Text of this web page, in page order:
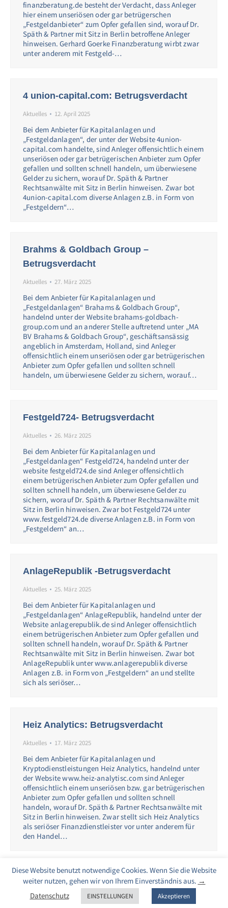
finanzberatung.de besteht der Verdacht, dass Anleger
hier einem unseriösen oder gar betrügerschen
„Festgeldanbieter“ zum Opfer gefallen sind, worauf Dr.
Späth & Partner mit Sitz in Berlin betroffene Anleger
hinweisen. Gerhard Goerke Finanzberatung wirbt zwar
unter anderem mit Festgeld-…
4 union-capital.com: Betrugsverdacht
Aktuelles 12. April 2025
Bei dem Anbieter für Kapitalanlagen und
„Festgeldanlagen“, der unter der Website 4union-
capital.com handelte, sind Anleger offensichtlich einem
unseriösen oder gar betrügerischen Anbieter zum Opfer
gefallen und sollten schnell handeln, um überwiesene
Gelder zu sichern, worauf Dr. Späth & Partner
Rechtsanwälte mit Sitz in Berlin hinweisen. Zwar bot
4union-capital.com diverse Anlagen z.B. in Form von
„Festgeldern“…
Brahms & Goldbach Group –
Betrugsverdacht
Aktuelles 27. März 2025
Bei dem Anbieter für Kapitalanlagen und
„Festgeldanlagen“ Brahams & Goldbach Group“,
handelnd unter der Website brahams-goldbach-
group.com und an anderer Stelle auftretend unter „MA
BV Brahams & Goldbach Group“, geschäftsansässig
angeblich in Amsterdam, Holland, sind Anleger
offensichtlich einem unseriösen oder gar betrügerischen
Anbieter zum Opfer gefallen und sollten schnell
handeln, um überwiesene Gelder zu sichern, worauf…
Festgeld724- Betrugsverdacht
Aktuelles 26. März 2025
Bei dem Anbieter für Kapitalanlagen und
„Festgeldanlagen“ Festgeld724, handelnd unter der
website festgeld724.de sind Anleger offensichtlich
einem betrügerischen Anbieter zum Opfer gefallen und
sollten schnell handeln, um überwiesene Gelder zu
sichern, worauf Dr. Späth & Partner Rechtsanwälte mit
Sitz in Berlin hinweisen. Zwar bot Festgeld724 unter
www.festgeld724.de diverse Anlagen z.B. in Form von
„Festgeldern“ an…
AnlageRepublik -Betrugsverdacht
Aktuelles 25. März 2025
Bei dem Anbieter für Kapitalanlagen und
„Festgeldanlagen“ AnlageRepublik, handelnd unter der
Website anlagerepublik.de sind Anleger offensichtlich
einem betrügerischen Anbieter zum Opfer gefallen und
sollten schnell handeln, worauf Dr. Späth & Partner
Rechtsanwälte mit Sitz in Berlin hinweisen. Zwar bot
AnlageRepublik unter www.anlagerepublik diverse
Anlagen z.B. in Form von „Festgeldern“ an und stellte
sich als seriöser…
Heiz Analytics: Betrugsverdacht
Aktuelles 17. März 2025
Bei dem Anbieter für Kapitalanlagen und
Kryptodienstleistungen Heiz Analytics, handelnd unter
der Website www.heiz-analytisc.com sind Anleger
offensichtlich einem unseriösen bzw. gar betrügerischen
Anbieter zum Opfer gefallen und sollten schnell
handeln, worauf Dr. Späth & Partner Rechtsanwälte mit
Sitz in Berlin hinweisen. Zwar stellt sich Heiz Analytics
als seriöser Finanzdienstleister vor unter anderem für
den Handel…
1 … 8 9 10 11 12 … 27
Diese Website benutzt notwendige Cookies. Wenn Sie die Website
weiter nutzen, gehen wir von Ihrem Einverständnis aus. →
Datenschutz
EINSTELLUNGEN Akzeptieren